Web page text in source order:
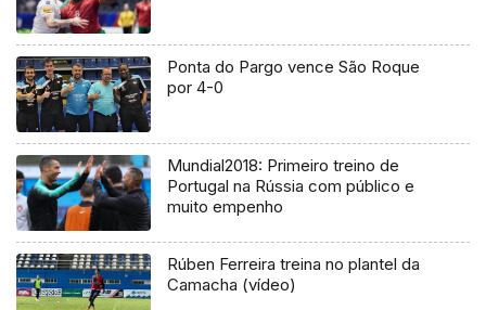
Ponta do Pargo vence São Roque
por 4-0
Mundial2018: Primeiro treino de
Portugal na Rússia com público e
muito empenho
Rúben Ferreira treina no plantel da
Camacha (vídeo)